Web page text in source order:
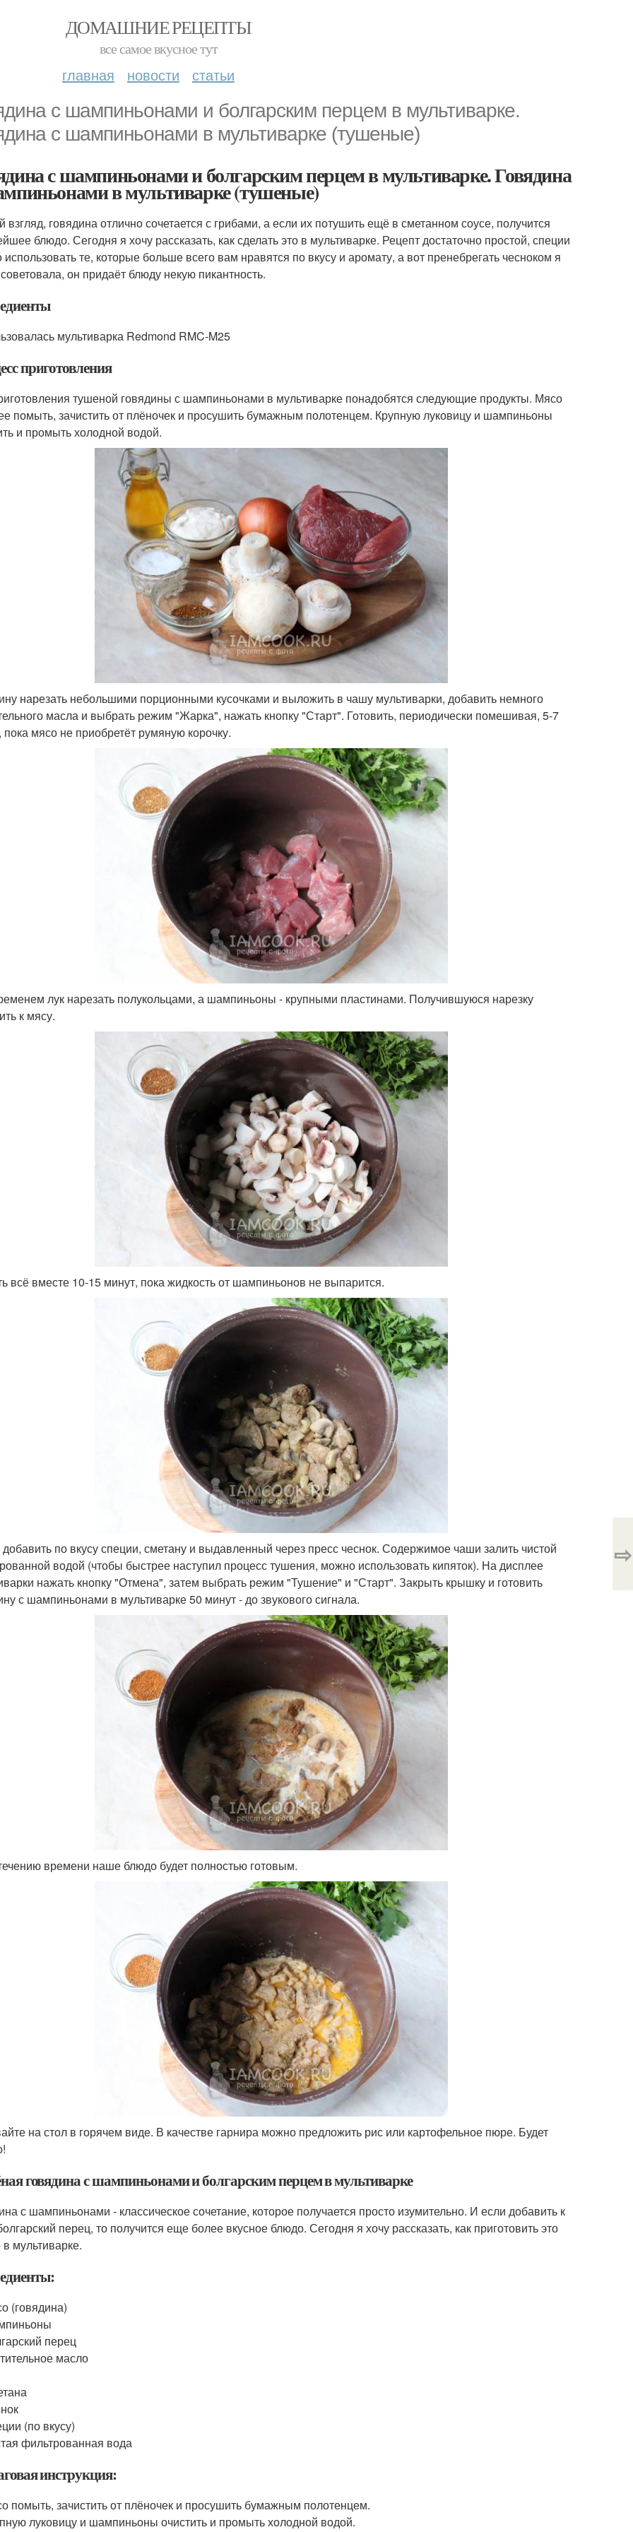
ДОМАШНИЕ РЕЦЕПТЫ
все самое вкусное тут
главная новости статьи
с шампиньонами и болгарским перцем в мультиварке.
с шампиньонами в мультиварке (тушеные)
с шампиньонами и болгарским перцем в мультиварке. Говядина
в мультиварке (тушеные)
взгляд, говядина отлично сочетается с грибами, а если их потушить ещё в сметанном соусе, получится
блюдо. Сегодня я хочу рассказать, как сделать это в мультиварке. Рецепт достаточно простой, специи
те, которые больше всего вам нравятся по вкусу и аромату, а вот пренебрегать чесноком я
он придаёт блюду некую пикантность.
мультиварка Redmond RMC-M25
приготовления
тушеной говядины с шампиньонами в мультиварке понадобятся следующие продукты. Мясо
помыть, зачистить от плёночек и просушить бумажным полотенцем. Крупную луковицу и шампиньоны
и промыть холодной водой.
нарезать небольшими порционными кусочками и выложить в чашу мультиварки, добавить немного
масла и выбрать режим "Жарка", нажать кнопку "Старт". Готовить, периодически помешивая, 5-7
пока мясо не приобретёт румяную корочку.
лук нарезать полукольцами, а шампиньоны - крупными пластинами. Получившуюся нарезку
к мясу.
всё вместе 10-15 минут, пока жидкость от шампиньонов не выпарится.
по вкусу специи, сметану и выдавленный через пресс чеснок. Содержимое чаши залить чистой
водой (чтобы быстрее наступил процесс тушения, можно использовать кипяток). На дисплее
нажать кнопку "Отмена", затем выбрать режим "Тушение" и "Старт". Закрыть крышку и готовить
с шампиньонами в мультиварке 50 минут - до звукового сигнала.
времени наше блюдо будет полностью готовым.
на стол в горячем виде. В качестве гарнира можно предложить рис или картофельное пюре. Будет
говядина с шампиньонами и болгарским перцем в мультиварке
с шампиньонами - классическое сочетание, которое получается просто изумительно. И если добавить к
перец, то получится еще более вкусное блюдо. Сегодня я хочу рассказать, как приготовить это
мультиварке.
(говядина)
перец
масло
(по вкусу)
фильтрованная вода
инструкция:
помыть, зачистить от плёночек и просушить бумажным полотенцем.
луковицу и шампиньоны очистить и промыть холодной водой.
⇨